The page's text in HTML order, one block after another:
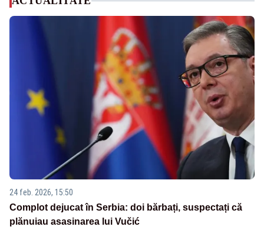
24 feb. 2026, 15:50
Complot dejucat în Serbia: doi bărbați, suspectați că
plănuiau asasinarea lui Vučić